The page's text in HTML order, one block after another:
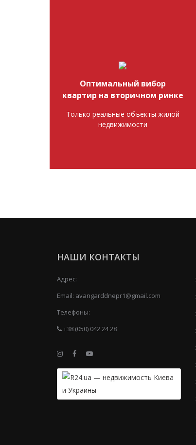
Оптимальный вибор
квартир на вторичном ринке
Только реальные объекты жилой
недвижимости
НАШИ КОНТАКТЫ
Адрес:
Email: avangarddnepr1@gmail.com
Телефоны:
+38 (050) 042 24 28